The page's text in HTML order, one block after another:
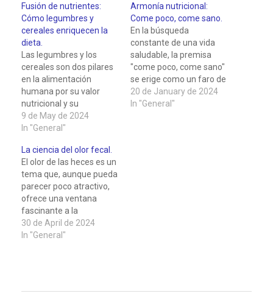
Fusión de nutrientes:
Cómo legumbres y
cereales enriquecen la
dieta.
Las legumbres y los
cereales son dos pilares
en la alimentación
humana por su valor
nutricional y su
versatilidad culinaria y
los sitúa como una
dieta equilibrada y
saludable. Explorar los
potenciales beneficiarios
para la salud es
adentrarse en un mundo
de virtud alimentaria,
donde la…
9 de May de 2024
In "General"
Armonía nutricional:
Come poco, come sano.
En la búsqueda
constante de una vida
saludable, la premisa
"come poco, come sano"
se erige como un faro de
sabiduría nutricional. En
una era marcada por la
20 de January de 2024
In "General"
La ciencia del olor fecal.
El olor de las heces es un
tema que, aunque pueda
parecer poco atractivo,
ofrece una ventana
fascinante a la
complejidad de nuestro
sistema digestivo y
30 de April de 2024
In "General"